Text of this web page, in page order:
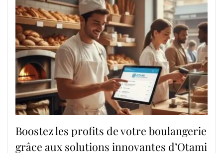
Boostez les profits de votre boulangerie
grâce aux solutions innovantes d’Otami